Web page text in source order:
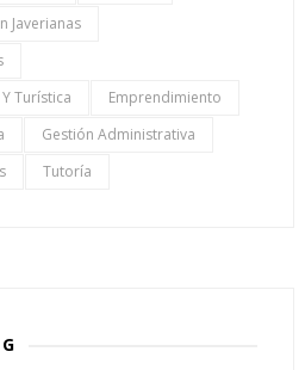
Javerianas
Turística
Emprendimiento
Gestión Administrativa
Tutoría